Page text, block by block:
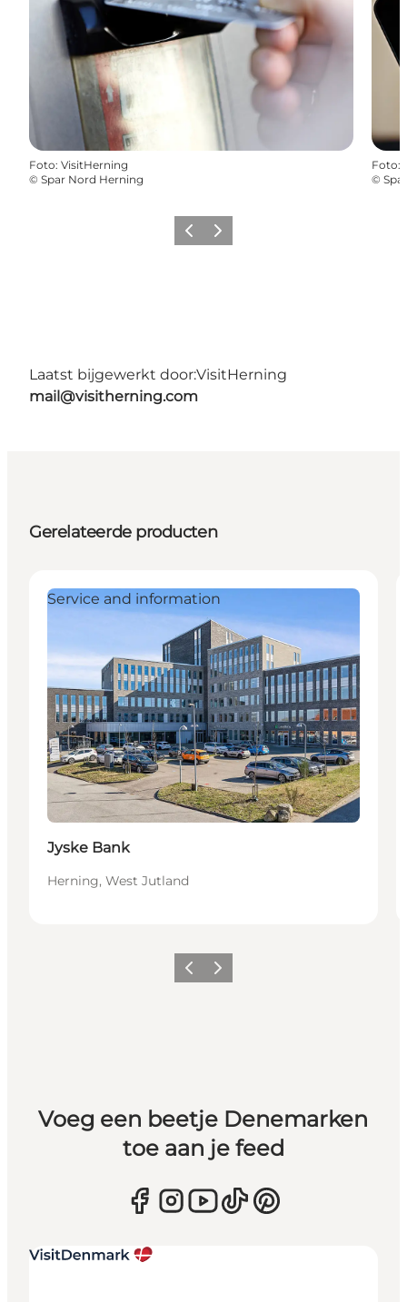
Foto: VisitHerning
© Spar Nord Herning
Foto:
©
Vorige Volgende
Laatst bijgewerkt door:VisitHerning
mail@visitherning.com
Gerelateerde producten
Service and information
Jyske Bank
Herning, West Jutland
Vorige Volgende
Voeg een beetje Denemarken
toe aan je feed